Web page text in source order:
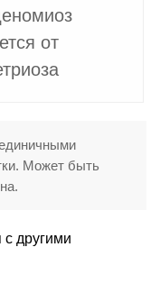
от
Может быть
с другими